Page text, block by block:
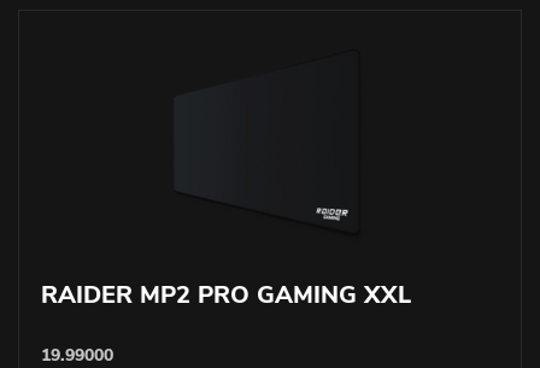
RAIDER MP2 PRO GAMING XXL
19.99000